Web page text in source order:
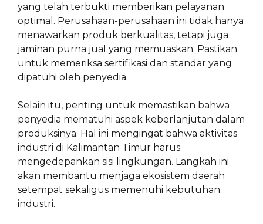
yang telah terbukti memberikan pelayanan
optimal. Perusahaan-perusahaan ini tidak hanya
menawarkan produk berkualitas, tetapi juga
jaminan purna jual yang memuaskan. Pastikan
untuk memeriksa sertifikasi dan standar yang
dipatuhi oleh penyedia.
Selain itu, penting untuk memastikan bahwa
penyedia mematuhi aspek keberlanjutan dalam
produksinya. Hal ini mengingat bahwa aktivitas
industri di Kalimantan Timur harus
mengedepankan sisi lingkungan. Langkah ini
akan membantu menjaga ekosistem daerah
setempat sekaligus memenuhi kebutuhan
industri.